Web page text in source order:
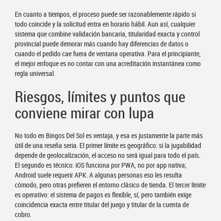
En cuanto a tiempos, el proceso puede ser razonablemente rápido si
todo coincide y la solicitud entra en horario hábil. Aun así, cualquier
sistema que combine validación bancaria, titularidad exacta y control
provincial puede demorar más cuando hay diferencias de datos o
cuando el pedido cae fuera de ventana operativa. Para el principiante,
el mejor enfoque es no contar con una acreditación instantánea como
regla universal.
Riesgos, límites y puntos que
conviene mirar con lupa
No todo en Bingos Del Sol es ventaja, y esa es justamente la parte más
útil de una reseña seria. El primer límite es geográfico: si la jugabilidad
depende de geolocalización, el acceso no será igual para todo el país.
El segundo es técnico: iOS funciona por PWA, no por app nativa;
Android suele requerir APK. A algunas personas eso les resulta
cómodo, pero otras prefieren el entorno clásico de tienda. El tercer límite
es operativo: el sistema de pagos es flexible, sí, pero también exige
coincidencia exacta entre titular del juego y titular de la cuenta de
cobro.